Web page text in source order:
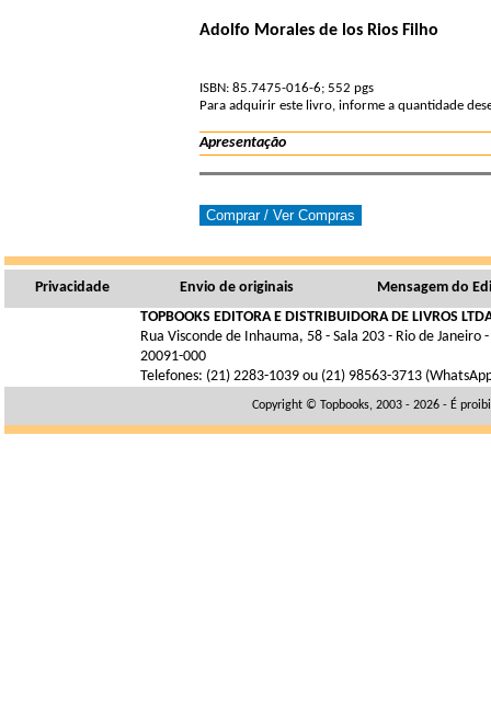
Adolfo Morales de los Rios Filho
ISBN: 85.7475-016-6; 552 pgs
Para adquirir este livro, informe a quantidade
Apresentação
Privacidade Envio de originais
Mensagem do
TOPBOOKS EDITORA E DISTRIBUIDORA DE LIVROS
Rua Visconde de Inhauma, 58 - Sala 203 - Rio de Janeiro -
20091-000
Telefones: (21) 2283-1039 ou (21) 98563-3713
Copyright © Topbooks, 2003 - 2026 - É